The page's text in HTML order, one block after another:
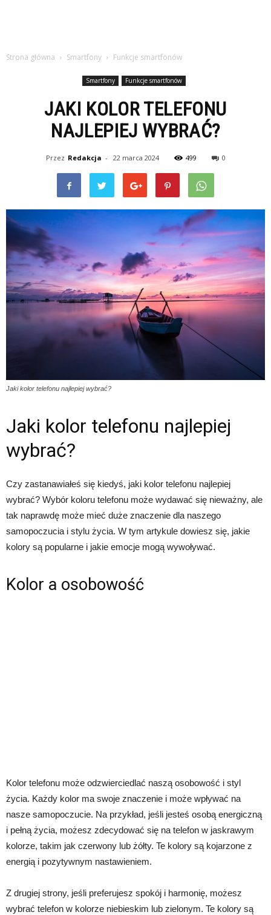
Strona główna Smartfony Funkcje smartfonów
Smartfony Funkcje smartfonów
JAKI KOLOR TELEFONU
NAJLEPIEJ WYBRAĆ?
Przez Redakcja - 22 marca 2024 499 0
Jaki kolor telefonu najlepiej wybrać?
Jaki kolor telefonu najlepiej
wybrać?
Czy zastanawiałeś się kiedyś, jaki kolor telefonu najlepiej
wybrać? Wybór koloru telefonu może wydawać się nieważny, ale
tak naprawdę może mieć duże znaczenie dla naszego
samopoczucia i stylu życia. W tym artykule dowiesz się, jakie
kolory są popularne i jakie emocje mogą wywoływać.
Kolor a osobowość
Kolor telefonu może odzwierciedlać naszą osobowość i styl
życia. Każdy kolor ma swoje znaczenie i może wpływać na
nasze samopoczucie. Na przykład, jeśli jesteś osobą energiczną
i pełną życia, możesz zdecydować się na telefon w jaskrawym
kolorze, takim jak czerwony lub żółty. Te kolory są kojarzone z
energią i pozytywnym nastawieniem.
Z drugiej strony, jeśli preferujesz spokój i harmonię, możesz
wybrać telefon w kolorze niebieskim lub zielonym. Te kolory są